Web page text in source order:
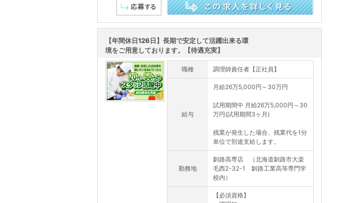
【年間休日126日】長期で安定して活躍出来る環
境をご用意しております。【待遇充実】
職種 調理師責任者【正社員】
給与
月給26万5,000円～30万円
試用期間中 月給26万5,000円～30
万円(試用期間3ヶ月)
残業が発生した場合、残業代を1分
単位で別途支給します。
勤務地
釧路高専店 （北海道釧路市大楽
毛西2-32-1 釧路工業高等専門学
校内）
【必須資格】